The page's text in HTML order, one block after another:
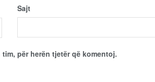
Sajt
për herën tjetër që komentoj.